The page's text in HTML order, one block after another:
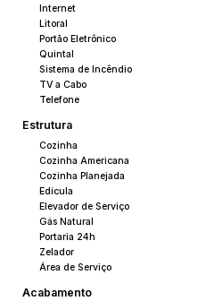
Internet
Litoral
Portão Eletrônico
Quintal
Sistema de Incêndio
TV a Cabo
Telefone
Estrutura
Cozinha
Cozinha Americana
Cozinha Planejada
Edícula
Elevador de Serviço
Gás Natural
Portaria 24h
Zelador
Área de Serviço
Acabamento